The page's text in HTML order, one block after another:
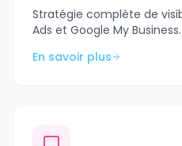
Stratégie complète de
Ads et Google My Business.
En savoir plus